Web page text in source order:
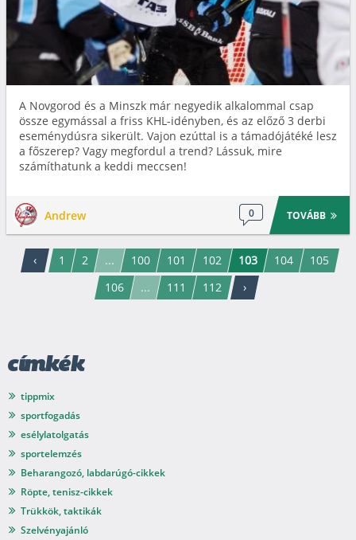
A Novgorod és a Minszk már negyedik alkalommal csap
össze egymással a friss KHL-idényben, és az előző 3 derbi
eseménydúsra sikerült. Vajon ezúttal is a támadójátéké lesz
a főszerep? Vagy megfordul a trend? Lássuk, mire
számíthatunk a keddi meccsen!
Andrew 0 TOVÁBB
‹ 1 2 ... 100 101 102 103 104
105
106
... 111 112 ›
címkék
tippmix
sportfogadás
esélylatolgatás
sportelemzés
Beharangozó, labdarúgó-cikkek
Röpte, tenisz-cikkek
Trükkök, taktikák
Szelvényajánló